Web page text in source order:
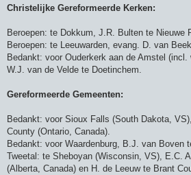
e
r
h
t
Christelijke Gereformeerde Kerken:
Beroepen: te Dokkum, J.R. Bulten te Nieuwe
Beroepen: te Leeuwarden, evang. D. van
Bedankt: voor Ouderkerk aan de Amstel (incl.
W.J. van de Velde te Doetinchem.
Gereformeerde Gemeenten:
Bedankt: voor Sioux Falls (South Dakota,
County (Ontario, Canada).
Bedankt: voor Waardenburg, B.J. van Boven
Tweetal: te Sheboyan (Wisconsin, VS), E.C.
(Alberta, Canada) en H. de Leeuw te Brant